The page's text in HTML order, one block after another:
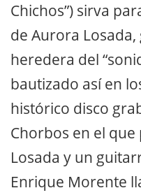
Chichos”) sirva
de Aurora
heredera del
bautizado así en
histórico disco
Chorbos en el
Losada y un
Enrique Morente